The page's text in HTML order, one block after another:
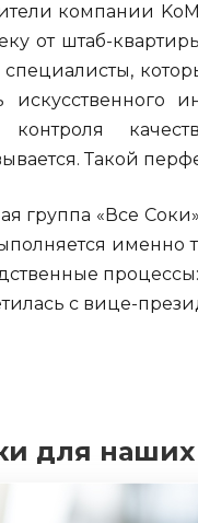
компании
от штаб-
контроля
Такой
группа «Все
именно
с вице-
для